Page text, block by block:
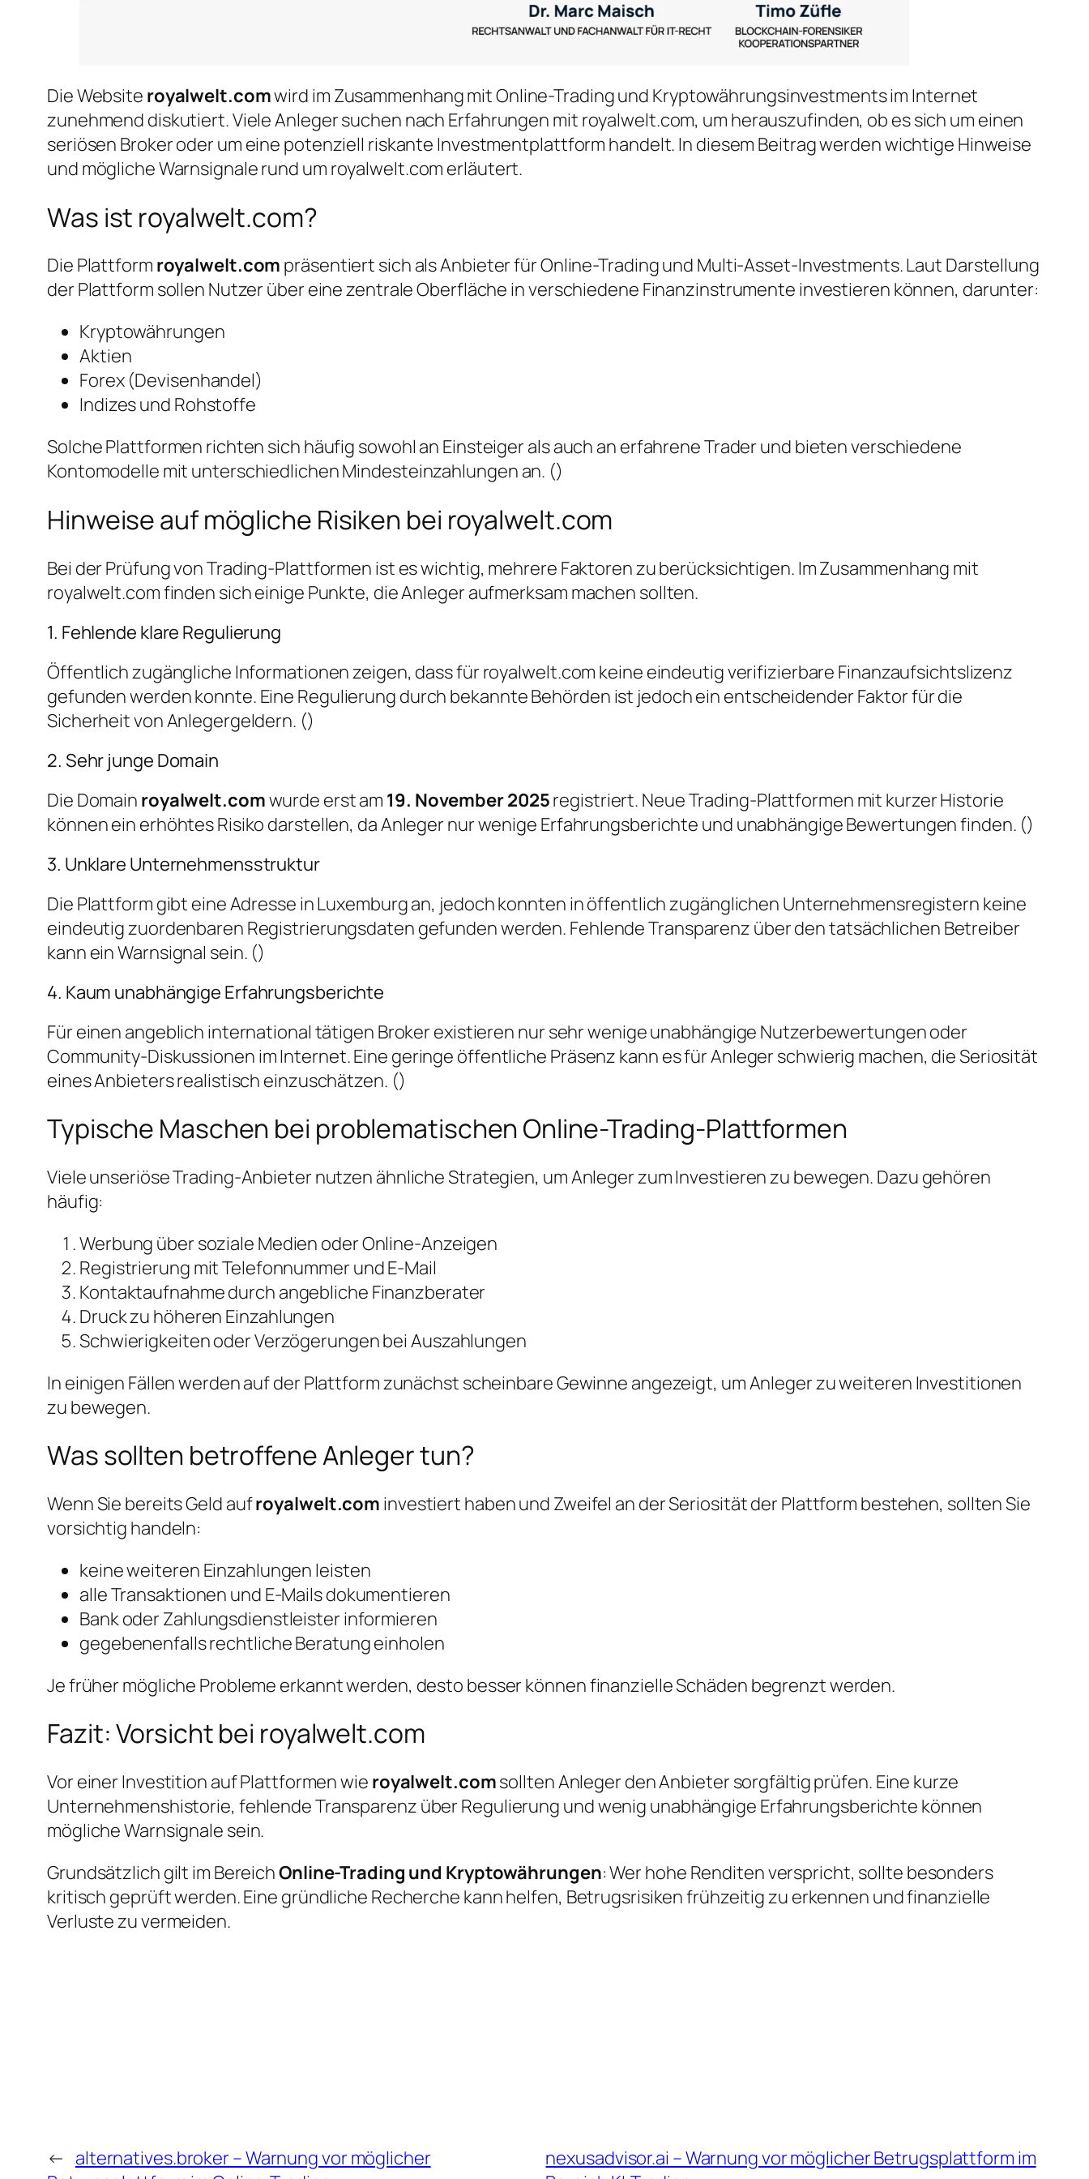
Die Website royalwelt.comwird im Zusammenhang mit Online-Trading und Kryptowährungsinvestments im Internet
zunehmend diskutiert. Viele Anleger suchen nach Erfahrungen mit royalwelt.com, um herauszufinden, ob es sich um einen
seriösen Broker oder um eine potenziell riskante Investmentplattform handelt. In diesem Beitrag werden wichtige Hinweise
und mögliche Warnsignale rund um royalwelt.com erläutert.
Was ist royalwelt.com?
Die Plattform royalwelt.com präsentiert sich als Anbieter für Online-Trading und Multi-Asset-Investments. Laut Darstellung
der Plattform sollen Nutzer über eine zentrale Oberfläche in verschiedene Finanzinstrumente investieren können, darunter:
Kryptowährungen
Aktien
Forex (Devisenhandel)
Indizes und Rohstoffe
Solche Plattformen richten sich häufig sowohl an Einsteiger als auch an erfahrene Trader und bieten verschiedene
Kontomodelle mit unterschiedlichen Mindesteinzahlungen an. ()
Hinweise auf mögliche Risiken bei royalwelt.com
Bei der Prüfung von Trading-Plattformen ist es wichtig, mehrere Faktoren zu berücksichtigen. Im Zusammenhang mit
royalwelt.com finden sich einige Punkte, die Anleger aufmerksam machen sollten.
1. Fehlende klare Regulierung
Öffentlich zugängliche Informationen zeigen, dass für royalwelt.com keine eindeutig verifizierbare Finanzaufsichtslizenz
gefunden werden konnte. Eine Regulierung durch bekannte Behörden ist jedoch ein entscheidender Faktor für die
Sicherheit von Anlegergeldern. ()
2. Sehr junge Domain
Die Domain royalwelt.comwurde erst am 19. November 2025registriert. Neue Trading-Plattformen mit kurzer Historie
können ein erhöhtes Risiko darstellen, da Anleger nur wenige Erfahrungsberichte und unabhängige Bewertungen finden. ()
3. Unklare Unternehmensstruktur
Die Plattform gibt eine Adresse in Luxemburg an, jedoch konnten in öffentlich zugänglichen Unternehmensregistern keine
eindeutig zuordenbaren Registrierungsdaten gefunden werden. Fehlende Transparenz über den tatsächlichen Betreiber
kann ein Warnsignal sein. ()
4. Kaum unabhängige Erfahrungsberichte
Für einen angeblich international tätigen Broker existieren nur sehr wenige unabhängige Nutzerbewertungen oder
Community-Diskussionen im Internet. Eine geringe öffentliche Präsenz kann es für Anleger schwierig machen, die Seriosität
eines Anbieters realistisch einzuschätzen. ()
Typische Maschen bei problematischen Online-Trading-Plattformen
Viele unseriöse Trading-Anbieter nutzen ähnliche Strategien, um Anleger zum Investieren zu bewegen. Dazu gehören
häufig:
Werbung über soziale Medien oder Online-Anzeigen
Registrierung mit Telefonnummer und E-Mail
Kontaktaufnahme durch angebliche Finanzberater
Druck zu höheren Einzahlungen
Schwierigkeiten oder Verzögerungen bei Auszahlungen
In einigen Fällen werden auf der Plattform zunächst scheinbare Gewinne angezeigt, um Anleger zu weiteren Investitionen
zu bewegen.
Was sollten betroffene Anleger tun?
Wenn Sie bereits Geld aufroyalwelt.com investiert haben und Zweifel an der Seriosität der Plattform bestehen, sollten Sie
vorsichtig handeln:
keine weiteren Einzahlungen leisten
alle Transaktionen und E-Mails dokumentieren
Bank oder Zahlungsdienstleister informieren
gegebenenfalls rechtliche Beratung einholen
Je früher mögliche Probleme erkannt werden, desto besser können finanzielle Schäden begrenzt werden.
Fazit: Vorsicht bei royalwelt.com
Vor einer Investition auf Plattformen wie royalwelt.comsollten Anleger den Anbieter sorgfältig prüfen. Eine kurze
Unternehmenshistorie, fehlende Transparenz über Regulierung und wenig unabhängige Erfahrungsberichte können
mögliche Warnsignale sein.
Grundsätzlich gilt im BereichOnline-Trading und Kryptowährungen: Wer hohe Renditen verspricht, sollte besonders
kritisch geprüft werden. Eine gründliche Recherche kann helfen, Betrugsrisiken frühzeitig zu erkennen und finanzielle
Verluste zu vermeiden.
← alternatives.broker – Warnung vor möglicher
nexusadvisor.ai – Warnung vor möglicher Betrugsplattform im